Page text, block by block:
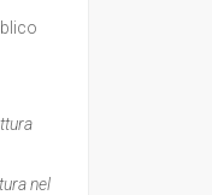
nel